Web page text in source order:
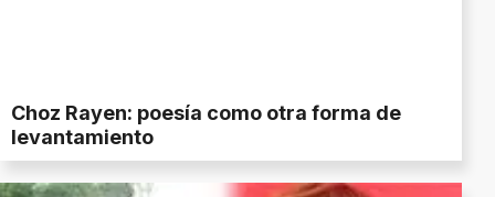
Choz Rayen: poesía como otra forma de
levantamiento